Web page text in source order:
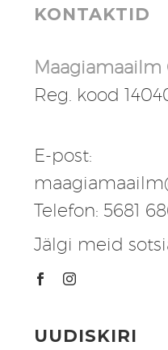
KONTAKTID
Maagiamaailm
Reg. kood
E-post:
Telefon: 5681
Jälgi meid
UUDISKIRI